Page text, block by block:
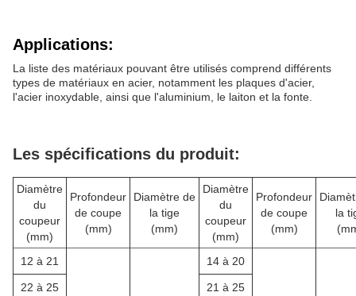
Applications:
La liste des matériaux pouvant être utilisés comprend différents
types de matériaux en acier, notamment les plaques d'acier,
l'acier inoxydable, ainsi que l'aluminium, le laiton et la fonte.
Les spécifications du produit:
Diamètre
du
coupeur
(mm)
Profondeur
de coupe
(mm)
Diamètre de
la tige
(mm)
Diamètre
du
coupeur
(mm)
Profondeur
de coupe
(mm)
la
12 à 21 14 à 20
22 à 25 21 à 25